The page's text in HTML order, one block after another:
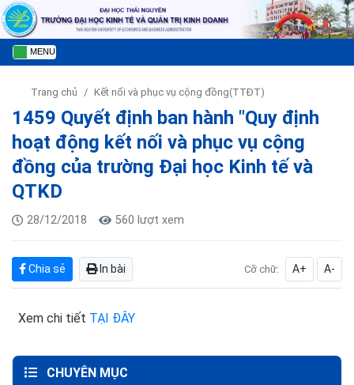
MENU
Trang chủ Kết nối và phục vụ cộng đồng(TTĐT)
1459 Quyết định ban hành "Quy định
hoạt động kết nối và phục vụ cộng
đồng của trường Đại học Kinh tế và
QTKD
28/12/2018 560 lượt xem
Chia sẻ In bài Cỡ chữ: A+ A-
Xem chi tiết TẠI ĐÂY
CHUYÊN MỤC